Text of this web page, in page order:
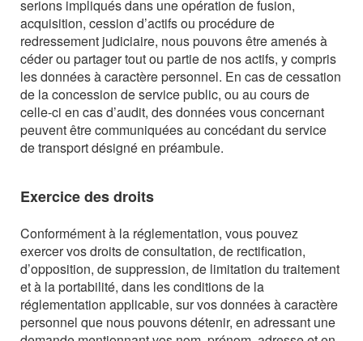
serions impliqués dans une opération de fusion,
acquisition, cession d’actifs ou procédure de
redressement judiciaire, nous pouvons être amenés à
céder ou partager tout ou partie de nos actifs, y compris
les données à caractère personnel. En cas de cessation
de la concession de service public, ou au cours de
celle-ci en cas d’audit, des données vous concernant
peuvent être communiquées au concédant du service
de transport désigné en préambule.
Exercice des droits
Conformément à la réglementation, vous pouvez
exercer vos droits de consultation, de rectification,
d’opposition, de suppression, de limitation du traitement
et à la portabilité, dans les conditions de la
réglementation applicable, sur vos données à caractère
personnel que nous pouvons détenir, en adressant une